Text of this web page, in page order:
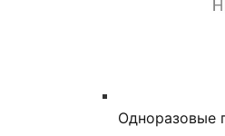
Одноразовые